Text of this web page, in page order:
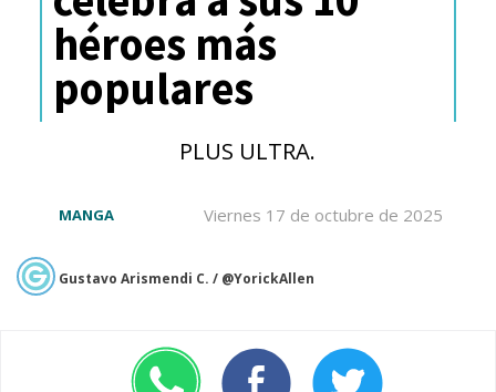
héroes más
populares
PLUS ULTRA.
Viernes 17 de octubre de 2025
MANGA
Gustavo Arismendi C. / @YorickAllen